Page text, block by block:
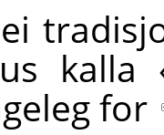
kalla
for